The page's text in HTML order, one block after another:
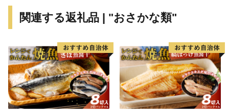
関連する返礼品 | "おさかな類"